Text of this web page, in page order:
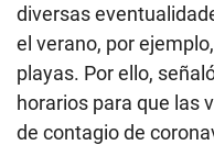
diversas
el verano, por
playas. Por ello,
horarios para que las
de contagio de